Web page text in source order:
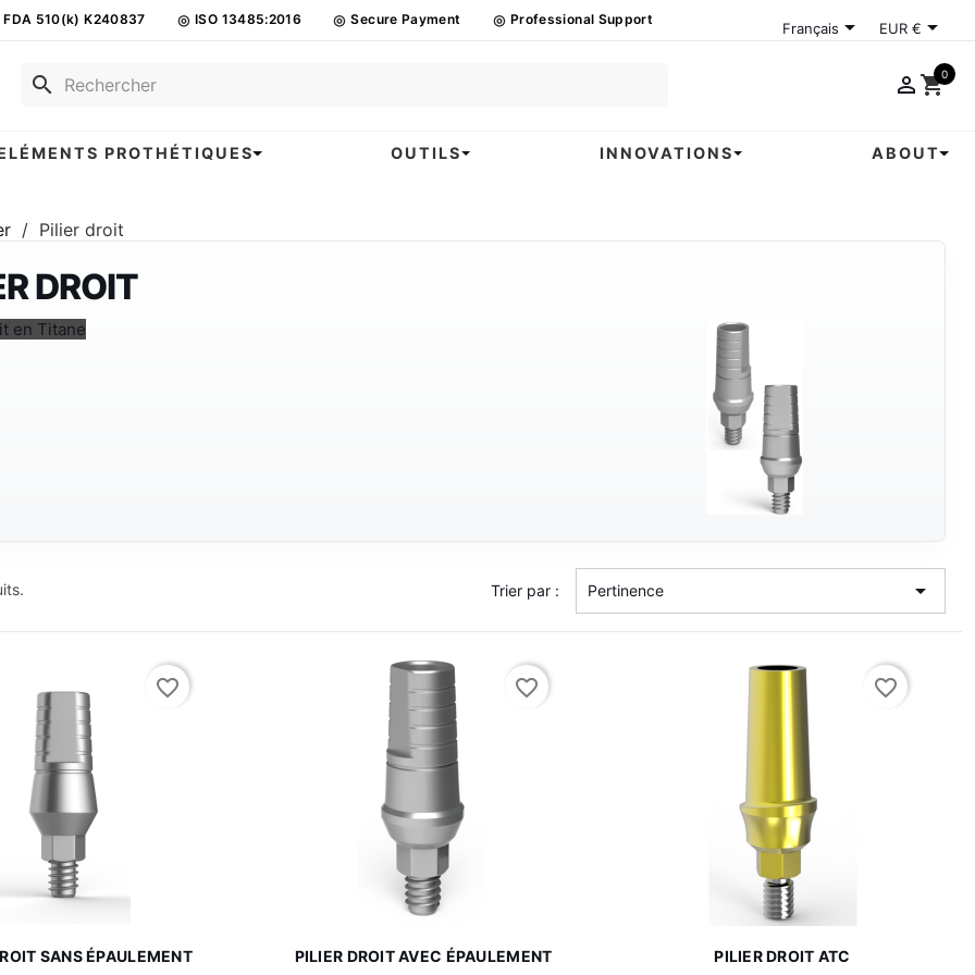
FDA 510(k) K240837 ◎ ISO 13485:2016 ◎ Secure Payment ◎ Professional Support
Français EUR €
search  shopping_cart0
PROTHÉTIQUES OUTILS INNOVATIONS ABOUT
Pilier droit
DROIT
en Titane
Trier par : Pertinence 
Aperçu rapide
SANS ÉPAULEMENT
favorite_border
Aperçu rapide
PILIER DROIT AVEC ÉPAULEMENT
favorite_border
 Aperçu rapide
PILIER DROIT ATC
favorite_border